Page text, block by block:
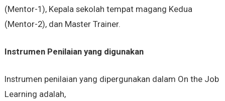
(Mentor-1), Kepala sekolah tempat magang Kedua
(Mentor-2), dan Master Trainer.
Instrumen Penilaian yang digunakan
Instrumen penilaian yang dipergunakan dalam On the Job
Learning adalah,